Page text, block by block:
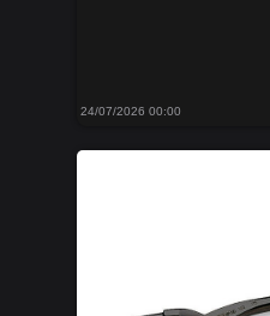
24/07/2026 00:00